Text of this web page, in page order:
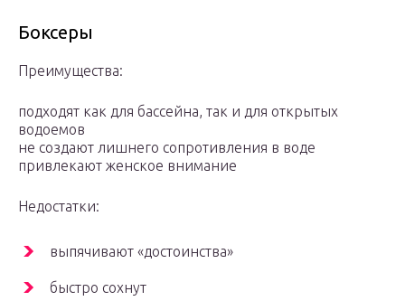
Боксеры
Преимущества:
подходят как для бассейна, так и для открытых
водоемов
не создают лишнего сопротивления в воде
привлекают женское внимание
Недостатки:
выпячивают «достоинства»
быстро сохнут